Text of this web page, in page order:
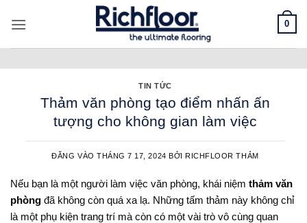
qua
0
TIN TỨC
Thảm văn phòng tạo điểm nhấn ấn
tượng cho không gian làm việc
ĐĂNG VÀOTHÁNG 7 17, 2024 BỞI RICHFLOOR THẢM
Nếu bạn là một người làm việc văn phòng, khái niệm thảm văn
phòng đã không còn quá xa lạ. Những tấm thảm này không chỉ
là một phụ kiện trang trí mà còn có một vài trò vô cùng quan